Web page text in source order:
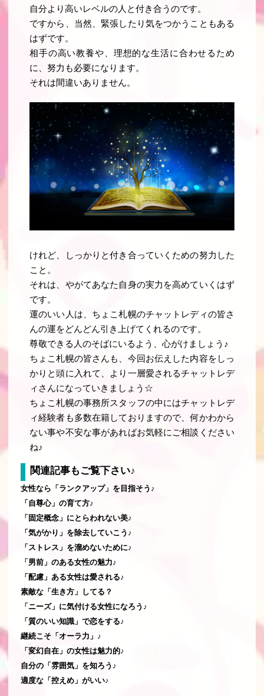
自分より高いレベルの人と付き合うのです。
ですから、当然、緊張したり気をつかうこともある
はずです。
相手の高い教養や、理想的な生活に合わせるため
に、努力も必要になります。
それは間違いありません。
けれど、しっかりと付き合っていくための努力した
こと。
それは、やがてあなた自身の実力を高めていくはず
です。
運のいい人は、ちょこ札幌のチャットレディの皆さ
んの運をどんどん引き上げてくれるのです。
尊敬できる人のそばにいるよう、心がけましょう ♪
ちょこ札幌の皆さんも、今回お伝えした内容をしっ
かりと頭に入れて、より一層愛されるチャットレデ
ィさんになっていきましょう☆
ちょこ札幌の事務所スタッフの中にはチャットレデ
ィ経験者も多数在籍しておりますので、何かわから
ない事や不安な事があればお気軽にご相談ください
ね♪
関連記事もご覧下さい♪
女性なら「ランクアップ」を目指そう♪
「自尊心」の育て方♪
「固定概念」にとらわれない美♪
「気がかり」を除去していこう♪
「ストレス」を溜めないために♪
「男前」のある女性の魅力♪
「配慮」ある女性は愛される♪
素敵な「生き方」してる？
「ニーズ」に気付ける女性になろう♪
「質のいい知識」で恋をする♪
継続こそ「オーラ力」♪
「変幻自在」の女性は魅力的♪
自分の「雰囲気」を知ろう♪
適度な「控えめ」がいい♪